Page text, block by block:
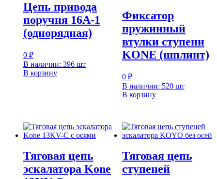
Цепь привода
поручня 16A-1
(однорядная)
0 ₽
В наличии: 396 шт
В корзину
Фиксатор
пружинный
втулки ступени
KONE (шплинт)
0 ₽
В наличии: 520 шт
В корзину
Тяговая цепь
эскалатора Kone
Тяговая цепь
ступеней